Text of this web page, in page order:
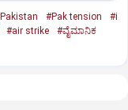
#Pak tension
#i
#air strike
#ವೈಮಾನಿಕ